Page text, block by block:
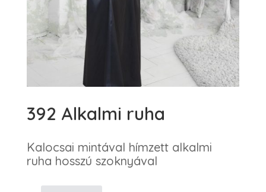
392 Alkalmi ruha
Kalocsai mintával hímzett alkalmi
ruha hosszú szoknyával